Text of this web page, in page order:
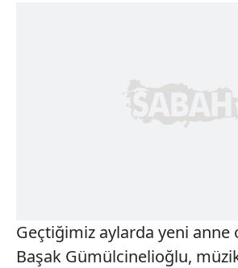
Geçtiğimiz aylarda yeni anne
Başak Gümülcinelioğlu,